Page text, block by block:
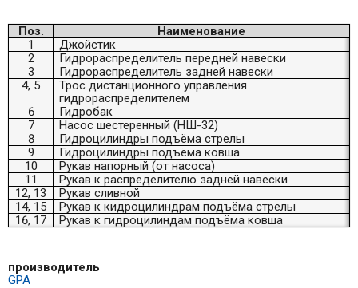
Поз.
Наименование
1
Джойстик
2
Гидрораспределитель передней навески
3
Гидрораспределитель задней навески
4, 5
Трос дистанционного управления
гидрораспределителем
6
Гидробак
7
Насос шестеренный (НШ-32)
8
Гидроцилиндры подъёма стрелы
9
Гидроцилиндры подъёма ковша
10
Рукав напорный (от насоса)
11
Рукав к распределителю задней навески
12, 13
Рукав сливной
14, 15
Рукав к кидроцилиндрам подъёма стрелы
16, 17
Рукав к гидроцилиндам подъёма ковша
производитель
GPA